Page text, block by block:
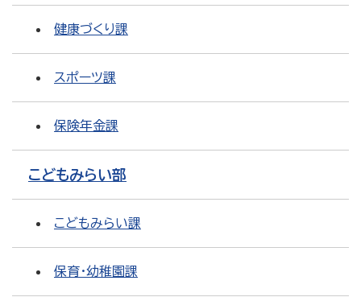
健康づくり課
スポーツ課
保険年金課
こどもみらい部
こどもみらい課
保育・幼稚園課